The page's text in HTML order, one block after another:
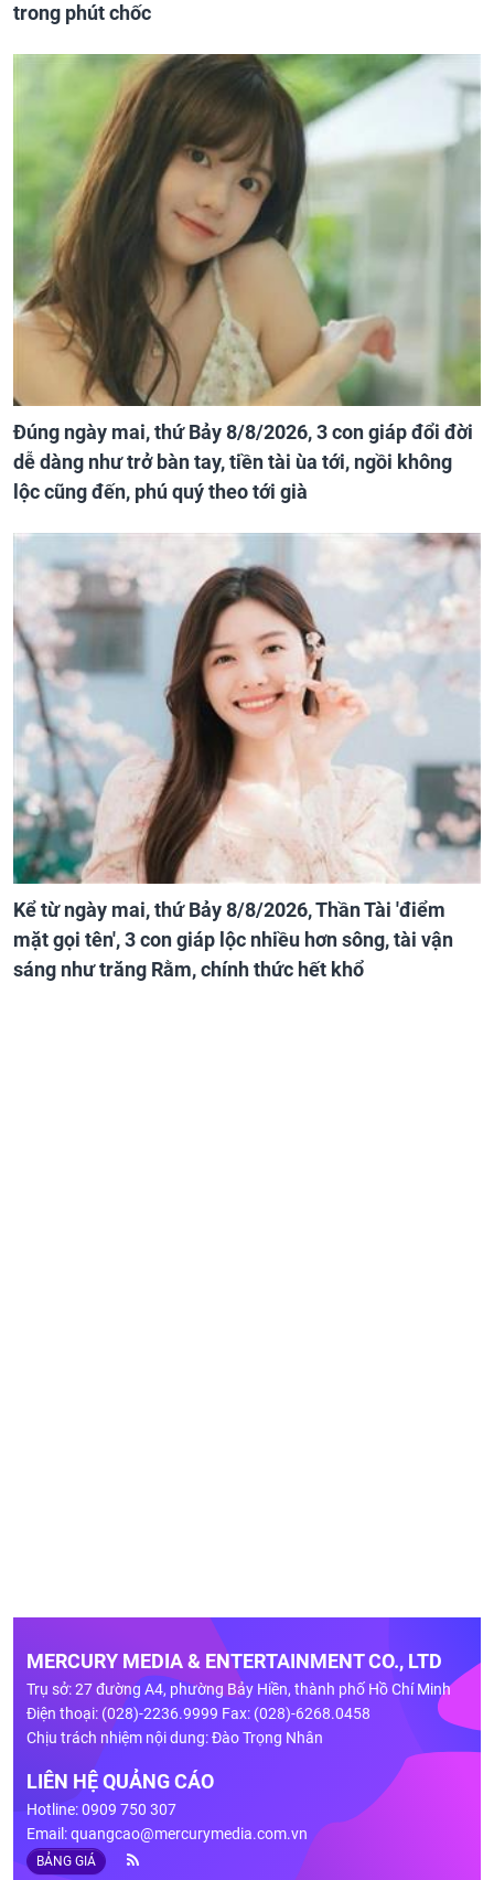
trong phút chốc
Đúng ngày mai, thứ Bảy 8/8/2026, 3 con giáp đổi đời
dễ dàng như trở bàn tay, tiền tài ùa tới, ngồi không
lộc cũng đến, phú quý theo tới già
Kể từ ngày mai, thứ Bảy 8/8/2026, Thần Tài 'điểm
mặt gọi tên', 3 con giáp lộc nhiều hơn sông, tài vận
sáng như trăng Rằm, chính thức hết khổ
MERCURY MEDIA & ENTERTAINMENT CO., LTD
Trụ sở: 27 đường A4, phường Bảy Hiền, thành phố Hồ Chí Minh
Điện thoại: (028)-2236.9999 Fax: (028)-6268.0458
Chịu trách nhiệm nội dung: Đào Trọng Nhân
LIÊN HỆ QUẢNG CÁO
Hotline: 0909 750 307
Email:quangcao@mercurymedia.com.vn
BẢNG GIÁ